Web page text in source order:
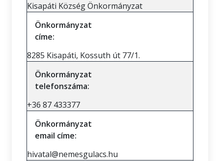
Kisapáti Község Önkormányzat
Önkormányzat
címe:
8285 Kisapáti, Kossuth út 77/1.
Önkormányzat
telefonszáma:
+36 87 433377
Önkormányzat
email címe:
hivatal@nemesgulacs.hu